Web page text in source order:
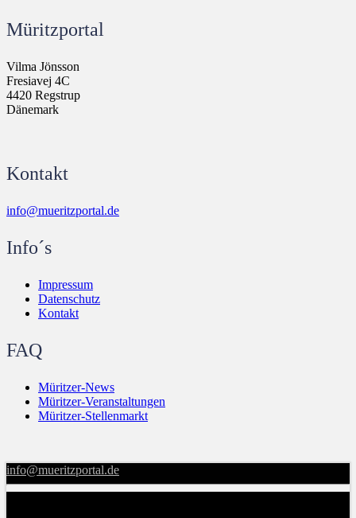
Müritzportal
Vilma Jönsson
Fresiavej 4C
4420 Regstrup
Dänemark
Kontakt
info@mueritzportal.de
Info´s
Impressum
Datenschutz
Kontakt
FAQ
Müritzer-News
Müritzer-Veranstaltungen
Müritzer-Stellenmarkt
info@mueritzportal.de